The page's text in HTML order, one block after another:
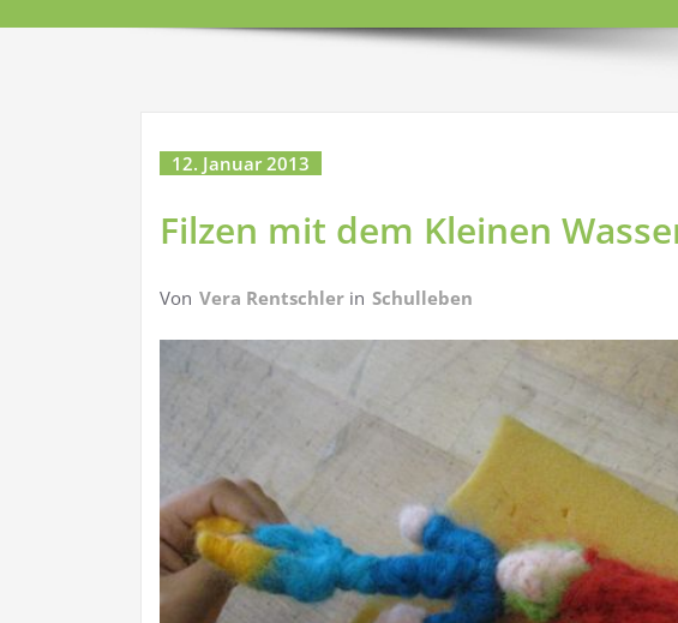
12. Januar 2013
Filzen mit dem Kleinen
Von Vera Rentschler in Schulleben